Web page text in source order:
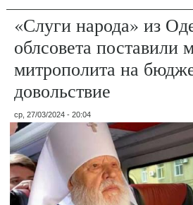
«Слуги народа» из
облсовета поставили
митрополита на
довольствие
ср, 27/03/2024 - 20:04